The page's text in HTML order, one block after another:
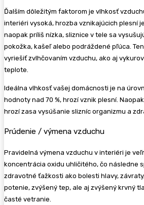
Ďalším dôležitým faktorom je vlhkosť
interiéri vysoká, hrozba vznikajúcich plesní
naopak príliš nízka, sliznice v tele sa
pokožka, kašeľ alebo podráždené pľúca.
vyriešiť zvlhčovaním vzduchu, ako aj
teplote.
Ideálna vlhkosť vašej domácnosti je na
hodnoty nad 70 %, hrozí vznik plesní.
hrozí zasa vysúšanie slizníc organizmu a
Prúdenie / výmena vzduchu
Pravidelná výmena vzduchu v interiéri je
koncentrácia oxidu uhličitého, čo následne
zdravotné ťažkosti ako bolesti hlavy,
potenie, zvýšený tep, ale aj zvýšený krvný
časté vetranie.